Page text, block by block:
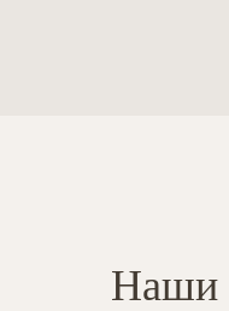
Наши